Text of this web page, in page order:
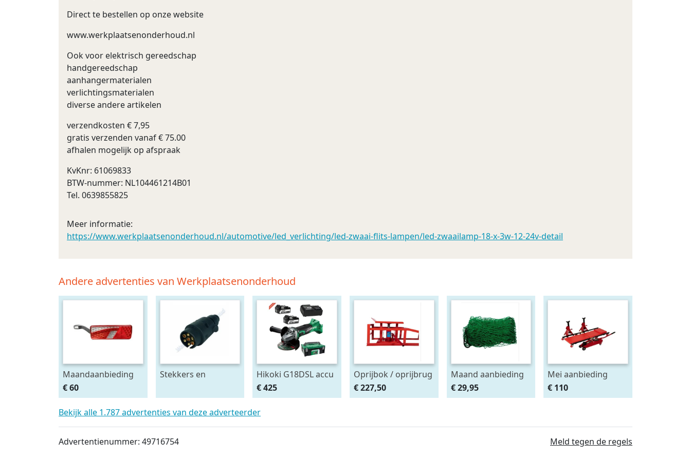
Direct te bestellen op onze website
www.werkplaatsenonderhoud.nl
Ook voor elektrisch gereedschap
handgereedschap
aanhangermaterialen
verlichtingsmaterialen
diverse andere artikelen
verzendkosten € 7,95
gratis verzenden vanaf € 75.00
afhalen mogelijk op afspraak
KvKnr: 61069833
BTW-nummer: NL104461214B01
Tel. 0639855825
Meer informatie:
https://www.werkplaatsenonderhoud.nl/automotive/led_verlichting/led-zwaai-flits-lampen/led-zwaailamp-18-x-3w-12-24v-detail
Andere advertenties van Werkplaatsenonderhoud
Maandaanbieding
Led achterlicht 12-
24V links m.
breedtelamp
€ 60
Stekkers en
diversen
Hikoki G18DSL accu
haakse slijper
(2x5Ah + HSCII)
€ 425
Oprijbok / oprijbrug
met ingebouwde
krik. set 2stuks
€ 227,50
Maand aanbieding
Afdeknet 4x2 mtr
maas 4.5 x 4.5 cm
€ 29,95
Mei aanbieding
Monteursligkar+2
tons krik + 2
€ 110
Bekijk alle 1.787 advertenties van deze adverteerder
Advertentienummer: 49716754 Meld tegen de regels